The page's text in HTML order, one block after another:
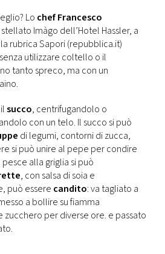
Lo chef Francesco
Imàgo dell’Hotel Hassler, a
rubrica Sapori (repubblica.it)
utilizzare coltello o il
tanto spreco, ma con un
succo, centrifugandolo o
con un telo. Il succo si può
di legumi, contorni di zucca,
si può unire al pepe per condire
pesce alla griglia si può
, con salsa di soia e
può essere candito: va tagliato a
a bollire su fiamma
zucchero per diverse ore. e passato